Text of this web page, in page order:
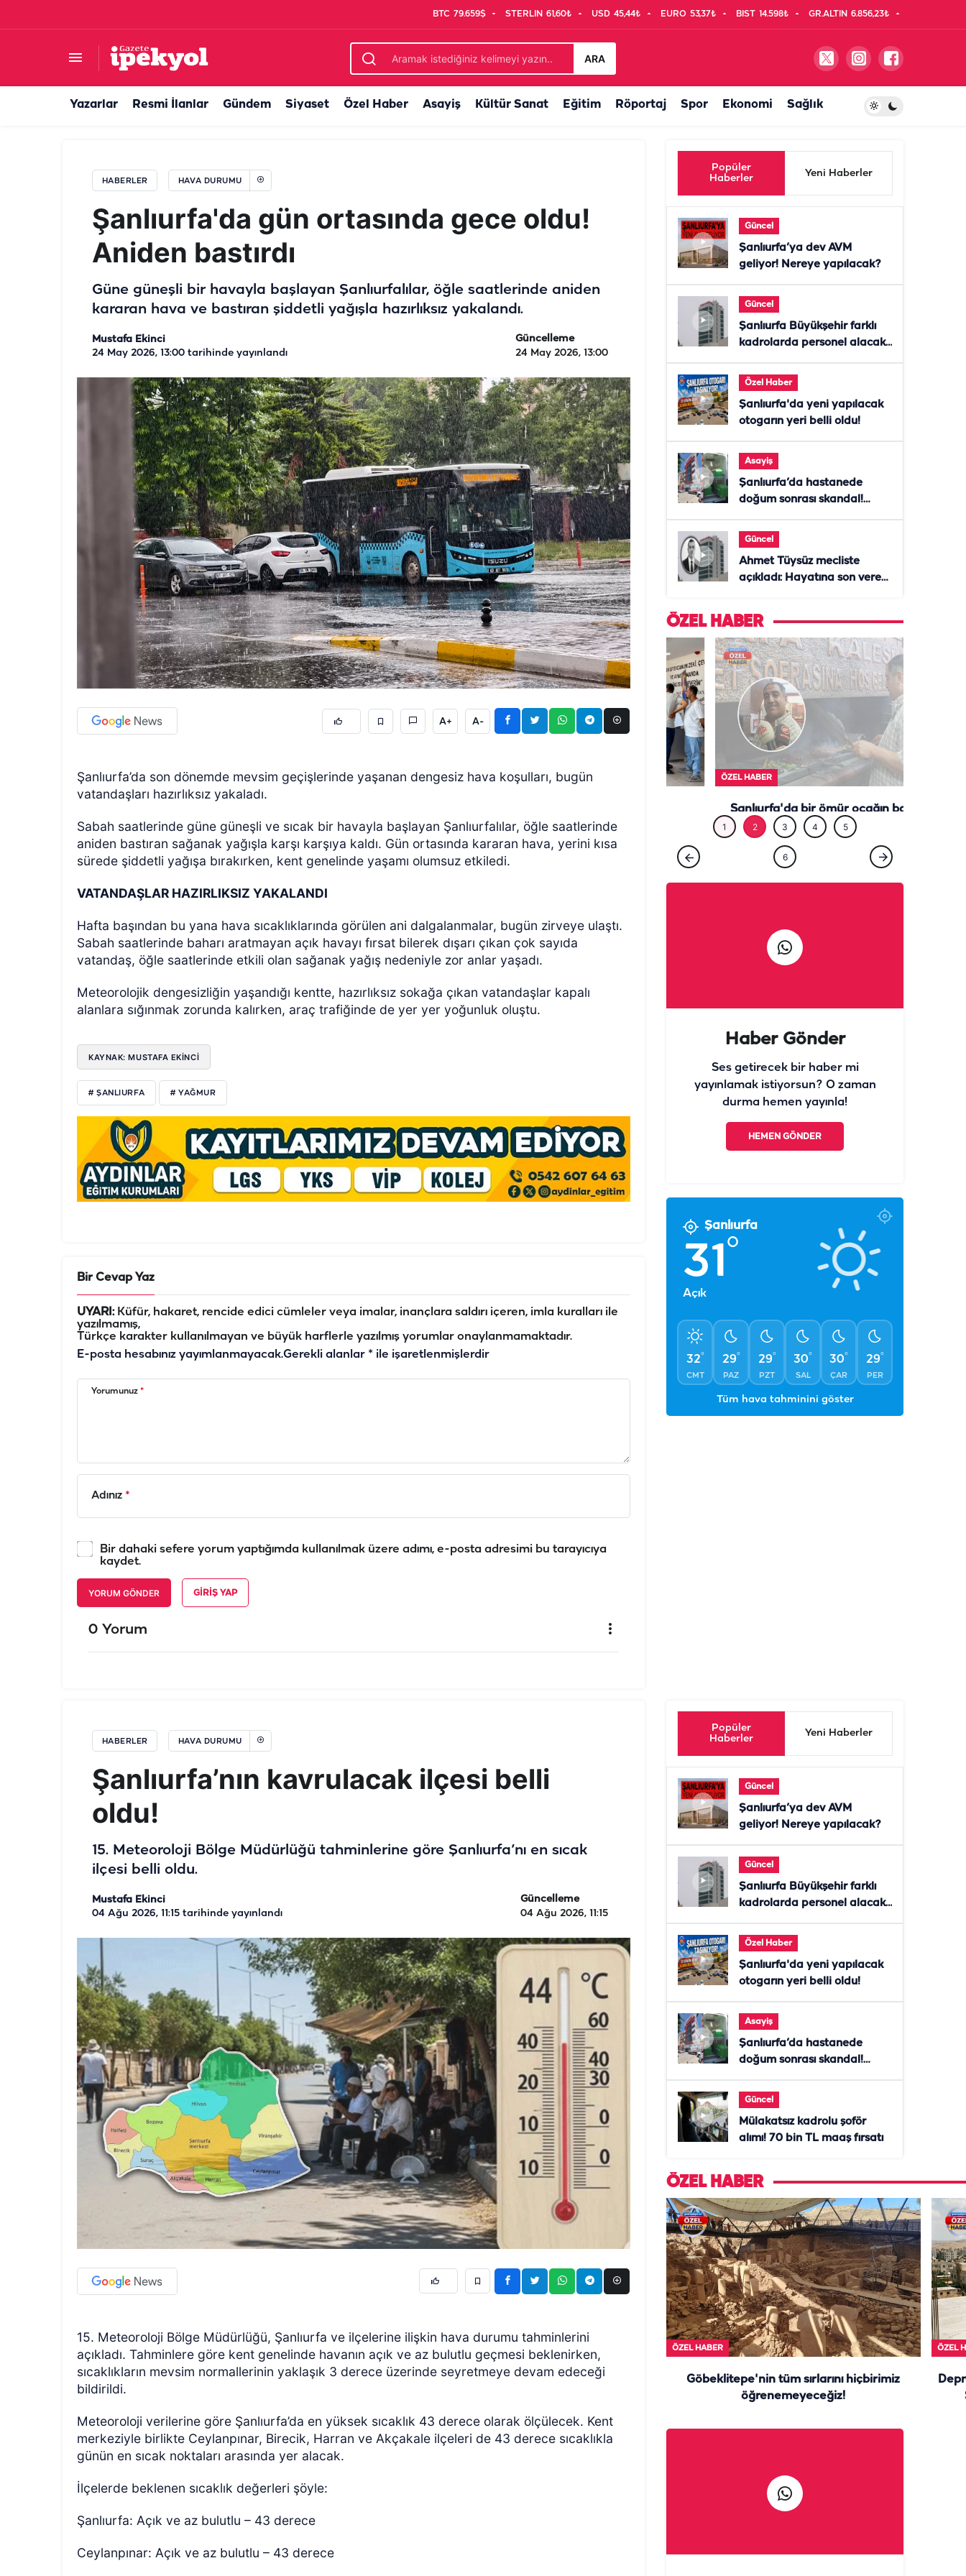
BTC 79.659$ STERLIN 61,60₺ USD 45,44₺ EURO 53,37₺ BIST 14.598₺ GR.ALTIN 6.856,23₺
ARA
Yazarlar Resmi İlanlar Gündem Siyaset Özel Haber Asayiş Kültür Sanat Eğitim Röportaj Spor Ekonomi Sağlık
HABERLER HAVA DURUMU
Şanlıurfa'da gün ortasında gece oldu!
Aniden bastırdı
Güne güneşli bir havayla başlayan Şanlıurfalılar, öğle saatlerinde aniden
kararan hava ve bastıran şiddetli yağışla hazırlıksız yakalandı.
Mustafa Ekinci
24 May 2026, 13:00 tarihinde yayınlandı
Güncelleme
24 May 2026, 13:00
A+ A-
Şanlıurfa’da son dönemde mevsim geçişlerinde yaşanan dengesiz hava koşulları, bugün
vatandaşları hazırlıksız yakaladı.
Sabah saatlerinde güne güneşli ve sıcak bir havayla başlayan Şanlıurfalılar, öğle saatlerinde
aniden bastıran sağanak yağışla karşı karşıya kaldı. Gün ortasında kararan hava, yerini kısa
sürede şiddetli yağışa bırakırken, kent genelinde yaşamı olumsuz etkiledi.
VATANDAŞLAR HAZIRLIKSIZ YAKALANDI
Hafta başından bu yana hava sıcaklıklarında görülen ani dalgalanmalar, bugün zirveye ulaştı.
Sabah saatlerinde baharı aratmayan açık havayı fırsat bilerek dışarı çıkan çok sayıda
vatandaş, öğle saatlerinde etkili olan sağanak yağış nedeniyle zor anlar yaşadı.
Meteorolojik dengesizliğin yaşandığı kentte, hazırlıksız sokağa çıkan vatandaşlar kapalı
alanlara sığınmak zorunda kalırken, araç trafiğinde de yer yer yoğunluk oluştu.
KAYNAK: MUSTAFA EKİNCİ
# ŞANLIURFA # YAĞMUR
Bir Cevap Yaz
UYARI:Küfür, hakaret, rencide edici cümleler veya imalar, inançlara saldırı içeren, imla kuralları ile
yazılmamış,
Türkçe karakter kullanılmayan ve büyük harflerle yazılmış yorumlar onaylanmamaktadır.
E-posta hesabınız yayımlanmayacak.Gerekli alanlar * ile işaretlenmişlerdir
Yorumunuz *
Adınız *
Bir dahaki sefere yorum yaptığımda kullanılmak üzere adımı, e-posta adresimi bu tarayıcıya
kaydet.
YORUM GÖNDER GIRIŞ YAP
0 Yorum
Popüler
Haberler
Yeni Haberler
Güncel
Şanlıurfa’ya dev AVM
geliyor! Nereye yapılacak?
Güncel
Şanlıurfa Büyükşehir farklı
kadrolarda personel alacak!
Özel Haber
Şanlıurfa'da yeni yapılacak
otogarın yeri belli oldu!
Asayiş
Şanlıurfa’da hastanede
doğum sonrası skandal!
Güncel
Ahmet Tüysüz mecliste
açıkladı: Hayatına son veren
ÖZEL HABER
GÜNCEL ÖZEL HABER
Şanlıurfa'da bir ömür ocağın başında:
Çıraklığını yapmadığın işin ustalığını
yapamazsın
Haber Gönder
yayınlamak istiyorsun? O zaman
durma hemen yayınla!
Şanlıurfa
31
Açık
29° 29° 30° 30°
HABERLER HAVA DURUMU
Şanlıurfa’nın kavrulacak ilçesi belli
oldu!
15. Meteoroloji Bölge Müdürlüğü tahminlerine göre Şanlıurfa’nı en sıcak
ilçesi belli oldu.
Mustafa Ekinci
04 Ağu 2026, 11:15 tarihinde yayınlandı
Güncelleme
04 Ağu 2026, 11:15
15. Meteoroloji Bölge Müdürlüğü, Şanlıurfa ve ilçelerine ilişkin hava durumu tahminlerini
açıkladı. Tahminlere göre kent genelinde havanın açık ve az bulutlu geçmesi beklenirken,
sıcaklıkların mevsim normallerinin yaklaşık 3 derece üzerinde seyretmeye devam edeceği
bildirildi.
Meteoroloji verilerine göre Şanlıurfa’da en yüksek sıcaklık 43 derece olarak ölçülecek. Kent
merkeziyle birlikte Ceylanpınar, Birecik, Harran ve Akçakale ilçeleri de 43 derece sıcaklıkla
günün en sıcak noktaları arasında yer alacak.
İlçelerde beklenen sıcaklık değerleri şöyle:
Şanlıurfa: Açık ve az bulutlu – 43 derece
Ceylanpınar: Açık ve az bulutlu – 43 derece
Popüler
Haberler
Yeni Haberler
Güncel
Şanlıurfa’ya dev AVM
geliyor! Nereye yapılacak?
Güncel
Şanlıurfa Büyükşehir farklı
kadrolarda personel alacak!
Özel Haber
Şanlıurfa'da yeni yapılacak
otogarın yeri belli oldu!
Asayiş
Şanlıurfa’da hastanede
doğum sonrası skandal!
Güncel
Mülakatsız kadrolu şoför
alımı! 70 bin TL maaş fırsatı
ÖZEL HABER
ÖZEL HABER
Göbeklitepe'nin tüm sırlarını hiçbirimiz
öğrenemeyeceğiz!
ÖZEL